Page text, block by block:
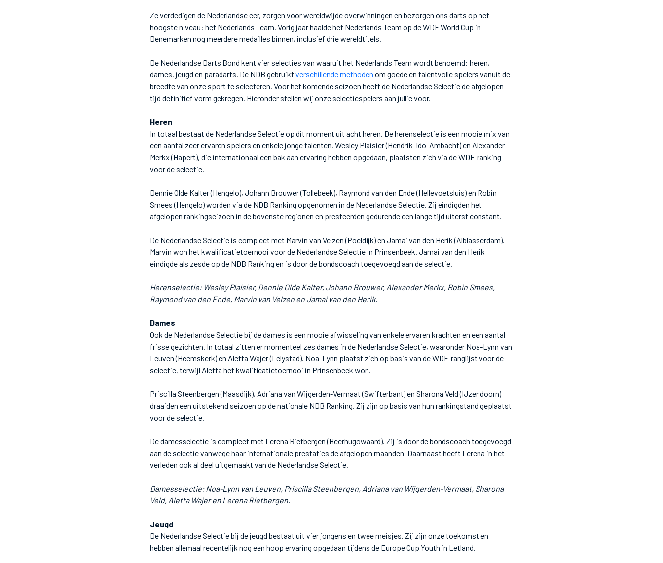
Ze verdedigen de Nederlandse eer, zorgen voor wereldwijde overwinningen en bezorgen ons darts op het
hoogste niveau: het Nederlands Team. Vorig jaar haalde het Nederlands Team op de WDF World Cup in
Denemarken nog meerdere medailles binnen, inclusief drie wereldtitels.
De Nederlandse Darts Bond kent vier selecties van waaruit het Nederlands Team wordt benoemd: heren,
dames, jeugd en paradarts. De NDB gebruikt verschillende methoden om goede en talentvolle spelers vanuit de
breedte van onze sport te selecteren. Voor het komende seizoen heeft de Nederlandse Selectie de afgelopen
tijd definitief vorm gekregen. Hieronder stellen wij onze selectiespelers aan jullie voor.
Heren
In totaal bestaat de Nederlandse Selectie op dit moment uit acht heren. De herenselectie is een mooie mix van
een aantal zeer ervaren spelers en enkele jonge talenten. Wesley Plaisier (Hendrik-Ido-Ambacht) en Alexander
Merkx (Hapert), die internationaal een bak aan ervaring hebben opgedaan, plaatsten zich via de WDF-ranking
voor de selectie.
Dennie Olde Kalter (Hengelo), Johann Brouwer (Tollebeek), Raymond van den Ende (Hellevoetsluis) en Robin
Smees (Hengelo) worden via de NDB Ranking opgenomen in de Nederlandse Selectie. Zij eindigden het
afgelopen rankingseizoen in de bovenste regionen en presteerden gedurende een lange tijd uiterst constant.
De Nederlandse Selectie is compleet met Marvin van Velzen (Poeldijk) en Jamai van den Herik (Alblasserdam).
Marvin won het kwalificatietoernooi voor de Nederlandse Selectie in Prinsenbeek. Jamai van den Herik
eindigde als zesde op de NDB Ranking en is door de bondscoach toegevoegd aan de selectie.
Herenselectie: Wesley Plaisier, Dennie Olde Kalter, Johann Brouwer, Alexander Merkx, Robin Smees,
Raymond van den Ende, Marvin van Velzen en Jamai van den Herik.
Dames
Ook de Nederlandse Selectie bij de dames is een mooie afwisseling van enkele ervaren krachten en een aantal
frisse gezichten. In totaal zitten er momenteel zes dames in de Nederlandse Selectie, waaronder Noa-Lynn van
Leuven (Heemskerk) en Aletta Wajer (Lelystad). Noa-Lynn plaatst zich op basis van de WDF-ranglijst voor de
selectie, terwijl Aletta het kwalificatietoernooi in Prinsenbeek won.
Priscilla Steenbergen (Maasdijk), Adriana van Wijgerden-Vermaat (Swifterbant) en Sharona Veld (IJzendoorn)
draaiden een uitstekend seizoen op de nationale NDB Ranking. Zij zijn op basis van hun rankingstand geplaatst
voor de selectie.
De damesselectie is compleet met Lerena Rietbergen (Heerhugowaard). Zij is door de bondscoach toegevoegd
aan de selectie vanwege haar internationale prestaties de afgelopen maanden. Daarnaast heeft Lerena in het
verleden ook al deel uitgemaakt van de Nederlandse Selectie.
Damesselectie: Noa-Lynn van Leuven, Priscilla Steenbergen, Adriana van Wijgerden-Vermaat, Sharona
Veld, Aletta Wajer en Lerena Rietbergen.
Jeugd
De Nederlandse Selectie bij de jeugd bestaat uit vier jongens en twee meisjes. Zij zijn onze toekomst en
hebben allemaal recentelijk nog een hoop ervaring opgedaan tijdens de Europe Cup Youth in Letland.